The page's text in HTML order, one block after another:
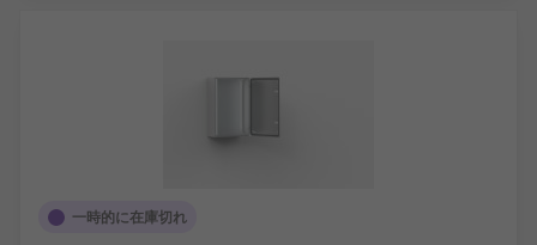
一時的に在庫切れ